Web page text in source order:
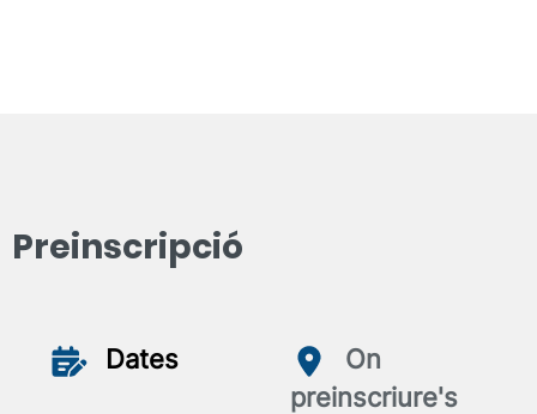
Preinscripció
Dates
On
preinscriure's